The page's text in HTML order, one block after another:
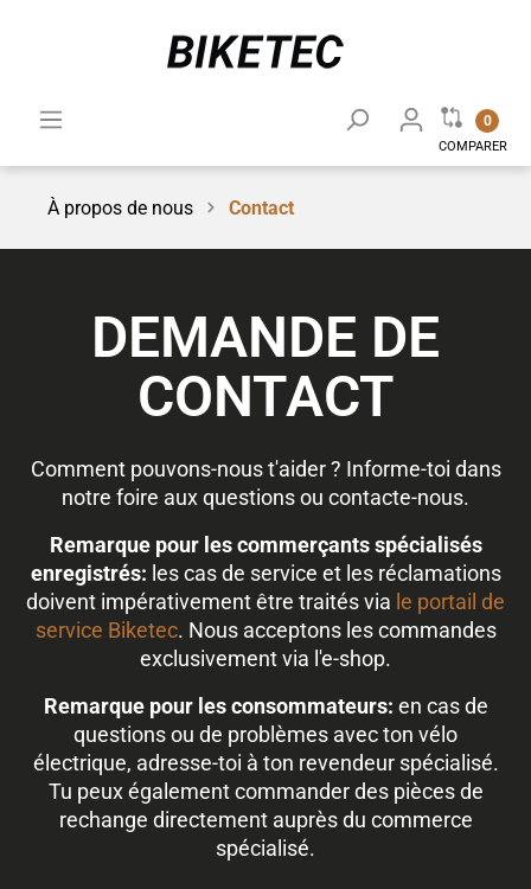
0
COMPARER
À propos de nous Contact
DEMANDE DE
CONTACT
Comment pouvons-nous t'aider ? Informe-toi dans
notre foire aux questions ou contacte-nous.
Remarque pour les commerçants spécialisés
enregistrés: les cas de service et les réclamations
doivent impérativement être traités via le portail de
service Biketec. Nous acceptons les commandes
exclusivement via l'e-shop.
Remarque pour les consommateurs: en cas de
questions ou de problèmes avec ton vélo
électrique, adresse-toi à ton revendeur spécialisé.
Tu peux également commander des pièces de
rechange directement auprès du commerce
spécialisé.